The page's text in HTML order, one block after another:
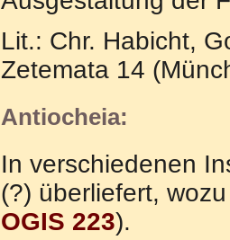
Lit.: Chr. Habicht,
Zetemata 14
Antiocheia:
In verschiedenen
(?) überliefert,
OGIS 223).